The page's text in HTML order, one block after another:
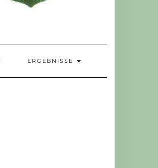
ERGEBNISSE